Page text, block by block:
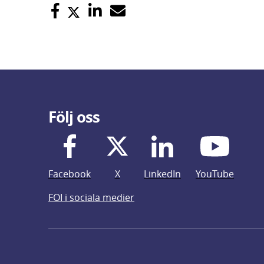
Följ oss
Facebook X LinkedIn
YouTube
FOI i sociala medier